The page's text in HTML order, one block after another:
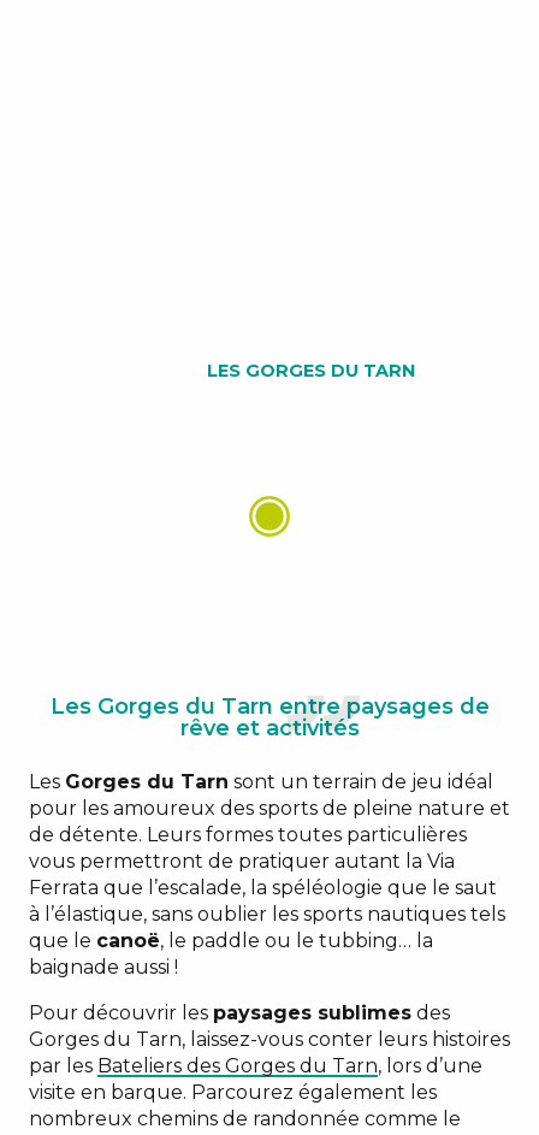
LES GORGES DU TARN
Les Gorges du Tarn entre paysages de
rêve et activités
Les Gorges du Tarn sont un terrain de jeu idéal
pour les amoureux des sports de pleine nature et
de détente. Leurs formes toutes particulières
vous permettront de pratiquer autant la Via
Ferrata que l’escalade, la spéléologie que le saut
à l’élastique, sans oublier les sports nautiques tels
que le canoë, le paddle ou le tubbing… la
baignade aussi !
Pour découvrir les paysages sublimes des
Gorges du Tarn, laissez-vous conter leurs histoires
par les Bateliers des Gorges du Tarn, lors d’une
visite en barque. Parcourez également les
nombreux chemins de randonnée comme le